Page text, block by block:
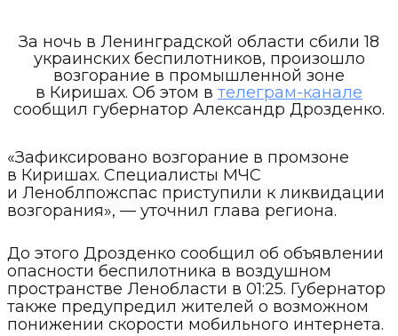
За ночь в Ленинградской области сбили 18
украинских беспилотников, произошло
возгорание в промышленной зоне
в Киришах. Об этом в телеграм-канале
сообщил губернатор Александр Дрозденко.
«Зафиксировано возгорание в промзоне
в Киришах. Специалисты МЧС
и Леноблпожспас приступили к ликвидации
возгорания», — уточнил глава региона.
До этого Дрозденко сообщил об объявлении
опасности беспилотника в воздушном
пространстве Ленобласти в 01:25. Губернатор
также предупредил жителей о возможном
понижении скорости мобильного интернета.